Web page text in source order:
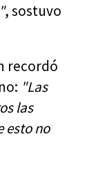
, sostuvo
recordó
"Las
las
esto no